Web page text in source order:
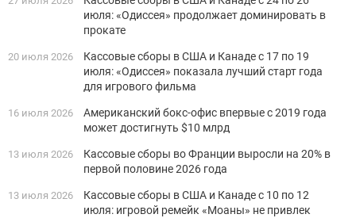
июля: «Одиссея» продолжает доминировать в
прокате
20 июля 2026
Кассовые сборы в США и Канаде с 17 по 19
июля: «Одиссея» показала лучший старт года
для игрового фильма
16 июля 2026
Американский бокс-офис впервые с 2019 года
может достигнуть $10 млрд
13 июля 2026
Кассовые сборы во Франции выросли на 20% в
первой половине 2026 года
13 июля 2026
Кассовые сборы в США и Канаде с 10 по 12
июля: игровой ремейк «Моаны» не привлек